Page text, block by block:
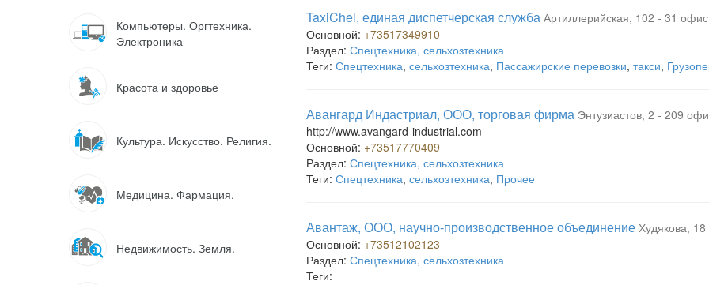
Компьютеры. Оргтехника.
Электроника
Красота и здоровье
Культура. Искусство. Религия.
Медицина. Фармация.
Недвижимость. Земля.
TaxiChel, единая диспетчерская служба Артиллерийская, 102 - 31 офис
Основной: +73517349910
Раздел: Спецтехника, сельхозтехника
Теги: Спецтехника, сельхозтехника, Пассажирские перевозки, такси,
Авангард Индастриал, ООО, торговая фирма Энтузиастов, 2 - 209
http://www.avangard-industrial.com
Основной: +73517770409
Раздел: Спецтехника, сельхозтехника
Теги: Спецтехника, сельхозтехника, Прочее
Авантаж, ООО, научно-производственное объединение Худякова,
Основной: +73512102123
Раздел: Спецтехника, сельхозтехника
Теги: